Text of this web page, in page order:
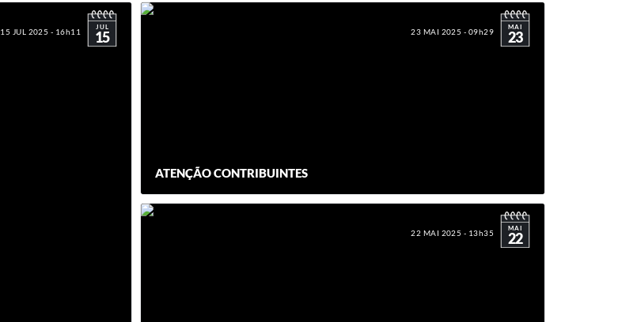
15 JUL 2025 - 16h11 JUL
15 23 MAI 2025 - 09h29 MAI
23
ATENÇÃO CONTRIBUINTES
22 MAI 2025 - 13h35 MAI
22